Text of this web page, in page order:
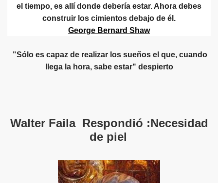
el tiempo, es allí donde debería estar. Ahora debes
construir los cimientos debajo de él.
George Bernard Shaw
"Sólo es capaz de realizar los sueños el que, cuando
llega la hora, sabe estar" despierto
Walter Faila Respondió :Necesidad
de piel